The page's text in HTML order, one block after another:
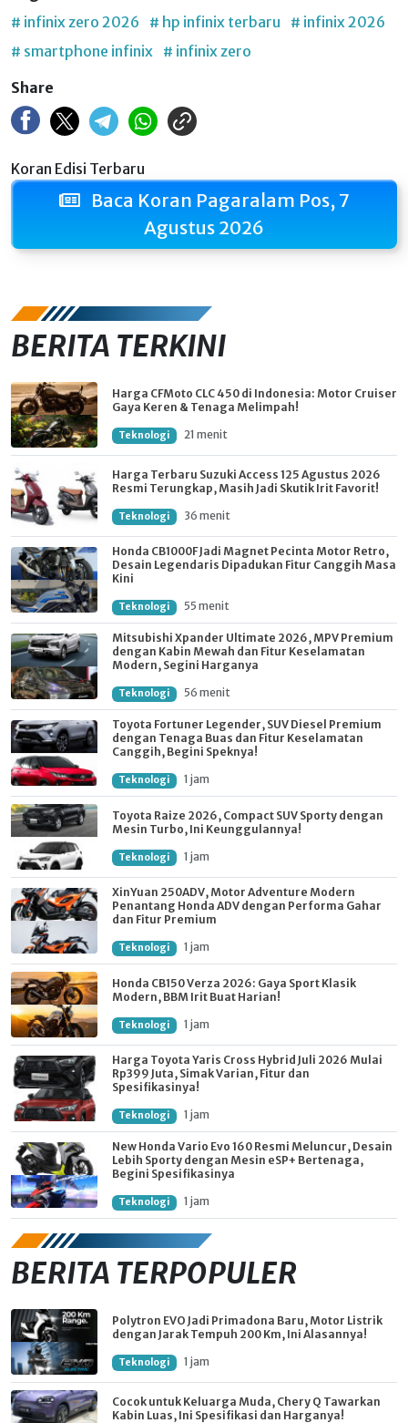
# infinix zero 2026
# hp infinix terbaru
# infinix 2026
# smartphone infinix # infinix zero
Share
Koran Edisi Terbaru
Baca Koran Pagaralam Pos, 7
Agustus 2026
BERITA TERKINI
Harga CFMoto CLC 450 di Indonesia: Motor Cruiser
Gaya Keren & Tenaga Melimpah!
Teknologi 21 menit
Harga Terbaru Suzuki Access 125 Agustus 2026
Resmi Terungkap, Masih Jadi Skutik Irit Favorit!
Teknologi 36 menit
Honda CB1000F Jadi Magnet Pecinta Motor Retro,
Desain Legendaris Dipadukan Fitur Canggih Masa
Kini
Teknologi 55 menit
Mitsubishi Xpander Ultimate 2026, MPV Premium
dengan Kabin Mewah dan Fitur Keselamatan
Modern, Segini Harganya
Teknologi 56 menit
Toyota Fortuner Legender, SUV Diesel Premium
dengan Tenaga Buas dan Fitur Keselamatan
Canggih, Begini Speknya!
Teknologi 1 jam
Toyota Raize 2026, Compact SUV Sporty dengan
Mesin Turbo, Ini Keunggulannya!
Teknologi 1 jam
XinYuan 250ADV, Motor Adventure Modern
Penantang Honda ADV dengan Performa Gahar
dan Fitur Premium
Teknologi 1 jam
Honda CB150 Verza 2026: Gaya Sport Klasik
Modern, BBM Irit Buat Harian!
Teknologi 1 jam
Harga Toyota Yaris Cross Hybrid Juli 2026 Mulai
Rp399 Juta, Simak Varian, Fitur dan
Spesifikasinya!
Teknologi 1 jam
New Honda Vario Evo 160 Resmi Meluncur, Desain
Lebih Sporty dengan Mesin eSP+ Bertenaga,
Begini Spesifikasinya
Teknologi 1 jam
BERITA TERPOPULER
Polytron EVO Jadi Primadona Baru, Motor Listrik
dengan Jarak Tempuh 200 Km, Ini Alasannya!
Teknologi 1 jam
Cocok untuk Keluarga Muda, Chery Q Tawarkan
Kabin Luas, Ini Spesifikasi dan Harganya!